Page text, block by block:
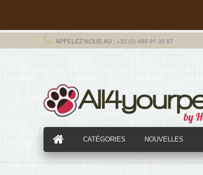
APPELEZ-NOUS AU : +32 (0) 496 91 30 97
CATÉGORIES NOUVELLES